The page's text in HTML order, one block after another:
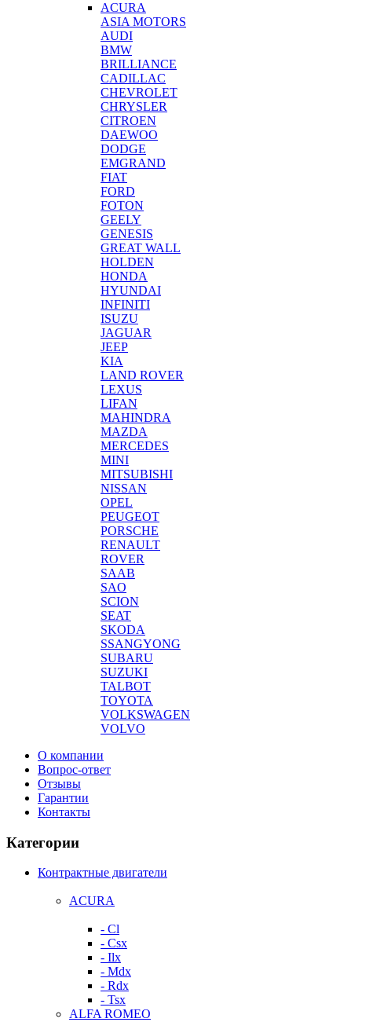
ACURA
ASIA MOTORS
AUDI
BMW
BRILLIANCE
CADILLAC
CHEVROLET
CHRYSLER
CITROEN
DAEWOO
DODGE
EMGRAND
FIAT
FORD
FOTON
GEELY
GENESIS
GREAT WALL
HOLDEN
HONDA
HYUNDAI
INFINITI
ISUZU
JAGUAR
JEEP
KIA
LAND ROVER
LEXUS
LIFAN
MAHINDRA
MAZDA
MERCEDES
MINI
MITSUBISHI
NISSAN
OPEL
PEUGEOT
PORSCHE
RENAULT
ROVER
SAAB
SAO
SCION
SEAT
SKODA
SSANGYONG
SUBARU
SUZUKI
TALBOT
TOYOTA
VOLKSWAGEN
VOLVO
О компании
Вопрос-ответ
Отзывы
Гарантии
Контакты
Категории
Контрактные двигатели
ACURA
- Cl
- Csx
- Ilx
- Mdx
- Rdx
- Tsx
ALFA ROMEO